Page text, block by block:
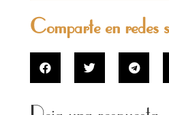
Comparte en redes